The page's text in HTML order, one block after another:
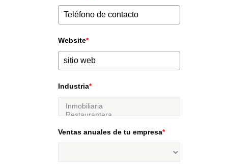
Website*
Industria*
Ventas anuales de tu empresa*